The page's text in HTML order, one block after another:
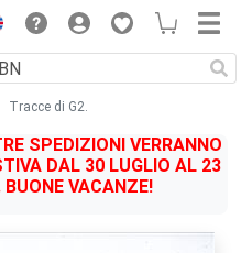
Tracce di G2.
SPEDIZIONI VERRANNO
DAL 30 LUGLIO AL 23
VACANZE!